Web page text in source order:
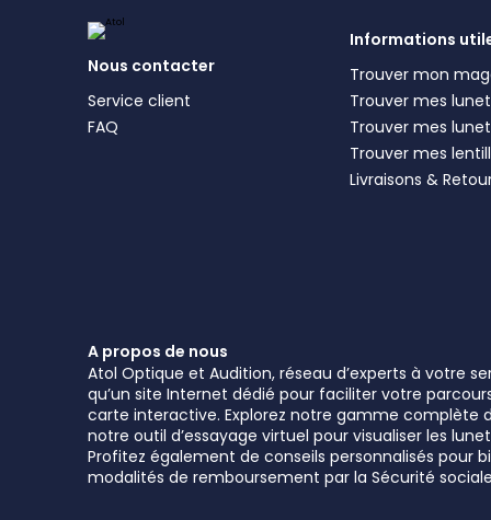
Nous contacter
Service client
FAQ
Informations
Trouver mon
Trouver mes
Trouver mes
Trouver mes
Livraisons &
A propos de nous
Atol Optique et Audition, réseau d’experts à votre
qu’un site Internet dédié pour faciliter votre
carte interactive. Explorez notre gamme complète
notre outil d’essayage virtuel pour visualiser les
Profitez également de conseils personnalisés pour
modalités de remboursement par la Sécurité